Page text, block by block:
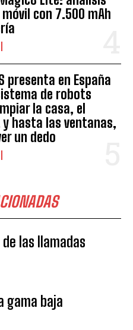
con 7.500 mAh
presenta en España
de robots
la casa, el
hasta las ventanas,
un dedo
las llamadas
gama baja